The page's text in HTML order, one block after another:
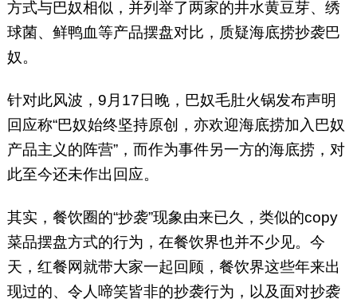
方式与巴奴相似，并列举了两家的井水黄豆芽、绣
球菌、鲜鸭血等产品摆盘对比，质疑海底捞抄袭巴
奴。
针对此风波，9月17日晚，巴奴毛肚火锅发布声明
回应称“巴奴始终坚持原创，亦欢迎海底捞加入巴奴
产品主义的阵营”，而作为事件另一方的海底捞，对
此至今还未作出回应。
其实，餐饮圈的“抄袭”现象由来已久，类似的copy
菜品摆盘方式的行为，在餐饮界也并不少见。今
天，红餐网就带大家一起回顾，餐饮界这些年来出
现过的、令人啼笑皆非的抄袭行为，以及面对抄袭